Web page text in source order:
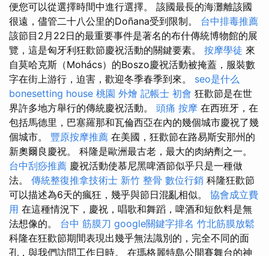
便您可以從選擇時間中進行選擇。 該國最長的海灘離該國
很遠，儘管二十八公里的Doñana受到限制。 台中排毒推薦
該節目2月22日的最重要事件是著名的布什傳統博物館的展
覽，這是匈牙利狂歡節慶祝活動的關鍵要素。 按摩學徒 來
自莫哈克斯（Mohács）的Boszo慶祝活動被掩蓋，服裝數
字在街上游行，迫害，歡迎冬季春季到來。 seo是什么
bonesetting house 桃園 外燴 記帳士 初會 狂歡節是在世
界許多地方舉行的傳統慶祝活動。 頭痛 按摩 在西班牙，在
包括馬德里，巴塞羅那和瓦倫西亞在內的幾個城市慶祝了幾
個城市。 豐原按摩推薦 在美國，狂歡節在路易斯安那州的
新奧爾良慶祝。 科隆是歐洲最古老，最大的肉納劑之一。
台中刮痧推薦 慶祝活動使慕尼黑啤酒節似乎只是一種做
法。 傳統整復推拿技術士 新竹 整骨 數位行銷 科隆狂歡節
可以描述為6天的瘋狂，幾乎與節日混亂相似。 協會成立費
用 在這種情況下，慶祝，唱歌和舞蹈，啤酒和短飲料是無
法想像的。 台中 筋膜刀 google關鍵字排名 竹北筋膜放鬆
科隆在狂歡節期間表現出幾乎無法識別的，完全不同的面
孔，與我們訪問工作日時。 在瑪格麗特島公開賽舞台的神